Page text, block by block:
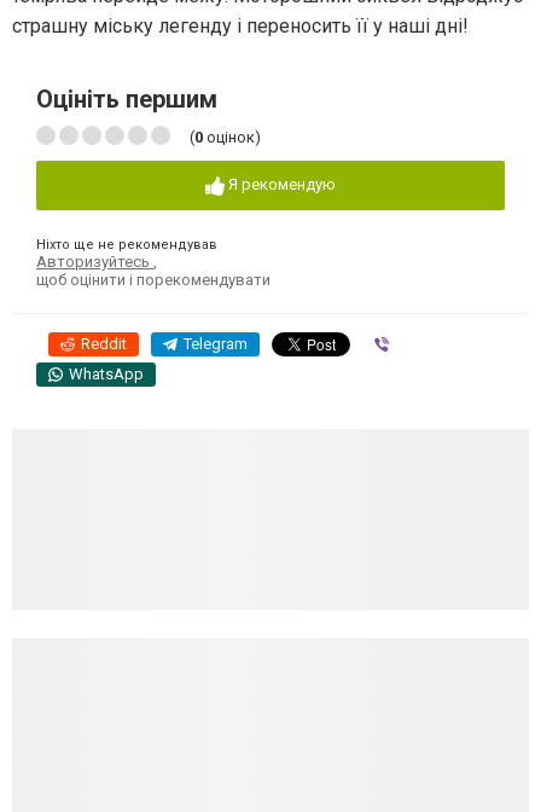
страшну міську легенду і переносить її у наші дні!
Оцініть першим
(0 оцінок)
Я рекомендую
Ніхто ще не рекомендував
Авторизуйтесь
щоб оцінити і порекомендувати
Reddit Telegram
WhatsApp